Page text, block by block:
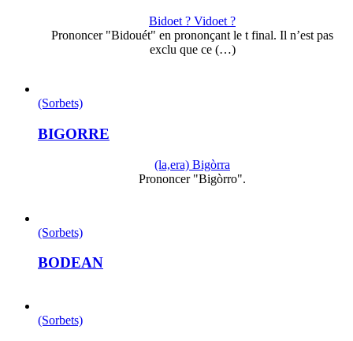
Bidoet ? Vidoet ?
Prononcer "Bidouét" en prononçant le t final. Il n’est pas
exclu que ce (…)
(Sorbets)
BIGORRE
(la,era) Bigòrra
Prononcer "Bigòrro".
(Sorbets)
BODEAN
(Sorbets)